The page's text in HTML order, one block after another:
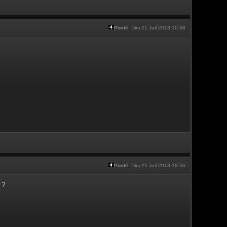
Posté: Dim 21 Juil 2013 10:38
Posté: Dim 21 Juil 2013 18:56
?